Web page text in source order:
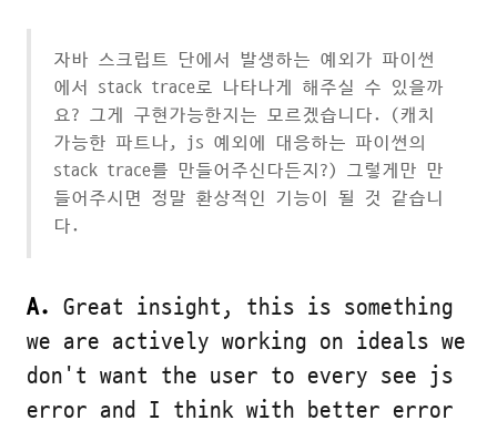
자바 스크립트 단에서 발생하는 예외가 파이썬
에서 stack trace로 나타나게 해주실 수 있을까
요? 그게 구현가능한지는 모르겠습니다. (캐치
가능한 파트나, js 예외에 대응하는 파이썬의
stack trace를 만들어주신다든지?) 그렇게만 만
들어주시면 정말 환상적인 기능이 될 것 같습니
다.
A.
Great insight, this is something
we are actively working on ideals we
don't want the user to every see js
error and I think with better error